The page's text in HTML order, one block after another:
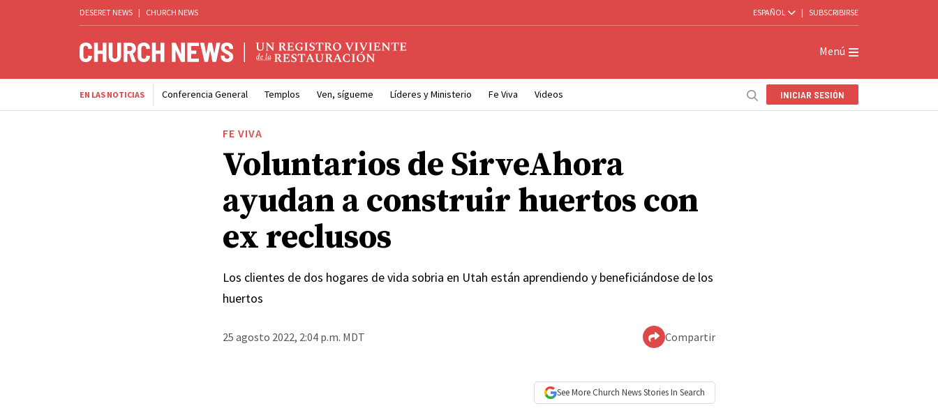
DESERET NEWS | CHURCH NEWS ESPAÑOL | SUBSCRIBIRSE
Menú
EN LAS NOTICIAS Conferencia General Templos Ven, sígueme Líderes y Ministerio Fe Viva Videos INICIAR SESIÓN
FE VIVA
Voluntarios de SirveAhora
ayudan a construir huertos con
ex reclusos
Los clientes de dos hogares de vida sobria en Utah están aprendiendo y beneficiándose de los
huertos
25 agosto 2022, 2:04 p.m. MDT Compartir
See More Church NewsStories In Search